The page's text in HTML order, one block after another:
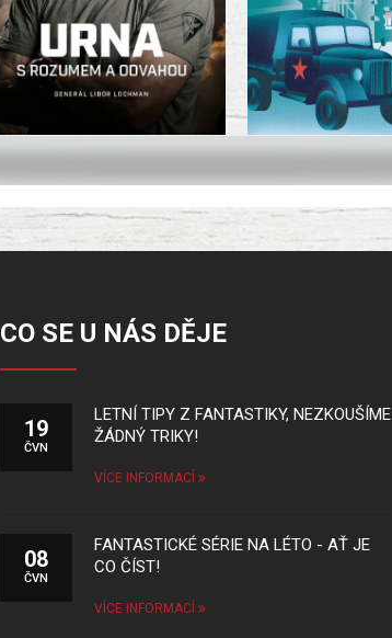
CO SE U NÁS DĚJE
19
ČVN
LETNÍ TIPY Z FANTASTIKY, NEZKOUŠÍME
ŽÁDNÝ TRIKY!
VÍCE INFORMACÍ
08
ČVN
FANTASTICKÉ SÉRIE NA LÉTO - AŤ JE
CO ČÍST!
VÍCE INFORMACÍ